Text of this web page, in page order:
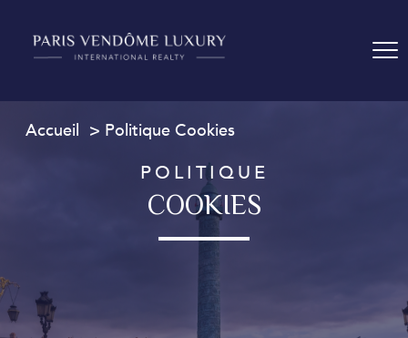
Accueil Politique Cookies
POLITIQUE
COOKIES